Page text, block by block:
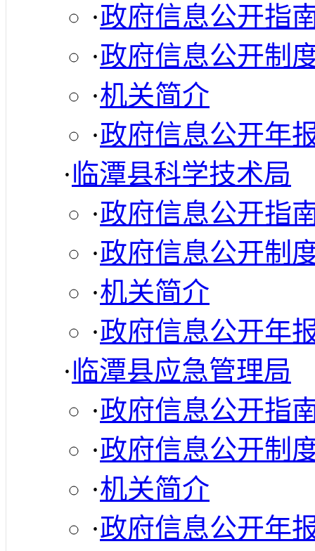
·政府信息公开指
·政府信息公开制
·机关简介
·政府信息公开年
·临潭县科学技术局
·政府信息公开指
·政府信息公开制
·机关简介
·政府信息公开年
·临潭县应急管理局
·政府信息公开指
·政府信息公开制
·机关简介
·政府信息公开年